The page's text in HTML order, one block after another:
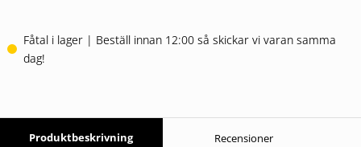
Fåtal i lager | Beställ innan 12:00 så skickar vi varan samma
dag!
Produktbeskrivning Recensioner